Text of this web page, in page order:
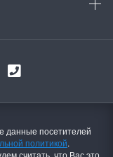
данные посетителей
политикой.